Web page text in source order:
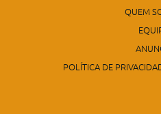
QUEM
POLÍTICA DE